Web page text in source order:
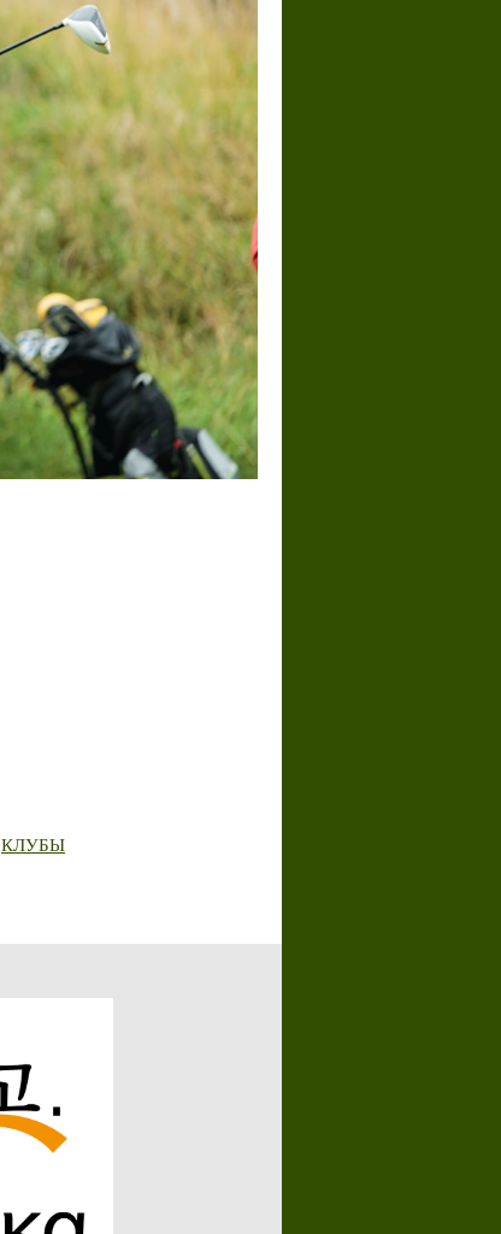
КЛУБЫ